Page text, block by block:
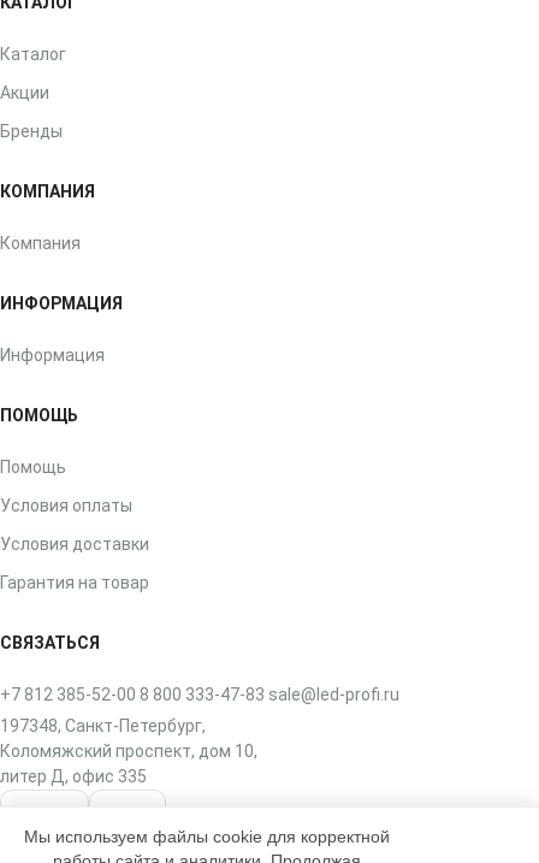
Каталог
Акции
Бренды
КОМПАНИЯ
Компания
ИНФОРМАЦИЯ
Информация
ПОМОЩЬ
Помощь
Условия оплаты
Условия доставки
Гарантия на товар
СВЯЗАТЬСЯ
+7 812 385-52-00 8 800 333-47-83 sale@led-profi.ru
197348, Санкт-Петербург,
Коломяжский проспект, дом 10,
литер Д, офис 335
Мы используем файлы cookie для корректной